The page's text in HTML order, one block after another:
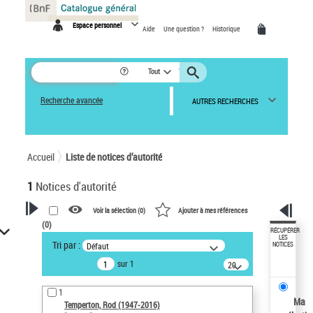
Espace personnel Aide Une question ? Historique
Tout
Recherche avancée AUTRES RECHERCHES
Accueil Liste de notices d’autorité
1 Notices d'autorité
VOTRE RECHERCHE
Recherche avancée dans les
notices d’autorité
Œuvres liées à l'auteur :
Temperton, Rod (1947-2016)
Voir la sélection (0) Ajouter à mes références
(0)
Tri par : Défaut
sur 1
20
résultats/page
1
Temperton, Rod (1947-2016)
RÉCUPÉRER
LES
NOTICES
Ma
Panneau de gestion des cookies